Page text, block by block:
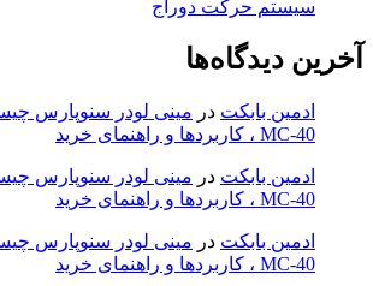
سیستم حرکت دوراج
آخرین دیدگاه‌ها
ادمین بابکت در
MC-40 ، کاربردها و راهنمای خرید
ادمین بابکت در
MC-40 ، کاربردها و راهنمای خرید
ادمین بابکت در
MC-40 ، کاربردها و راهنمای خرید